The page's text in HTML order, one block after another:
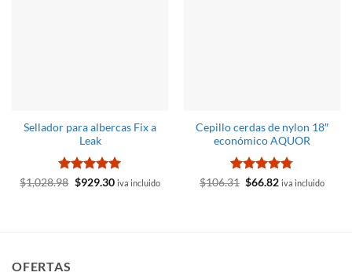
Sellador para albercas Fix a
Leak
Valorado
$1,028.98 El
$929.30Eliva incluido
Cepillo cerdas de nylon 18″
económico AQUOR
Valorado
$106.31 El
$66.82Eliva incluido
OFERTAS